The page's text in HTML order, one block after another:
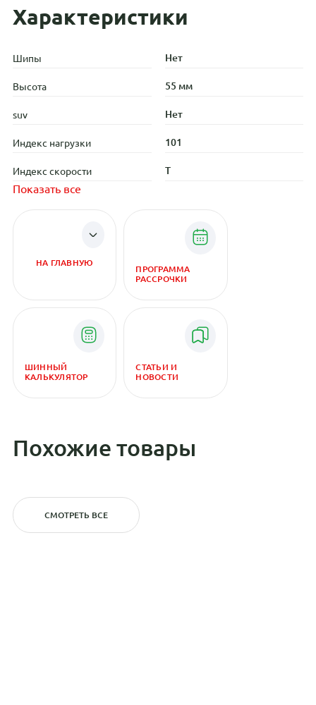
Характеристики
Шипы Нет
Высота 55 мм
suv Нет
Индекс нагрузки 101
Индекс скорости T
Показать все
НА ГЛАВНУЮ
ПРОГРАММА
РАССРОЧКИ
ШИННЫЙ
КАЛЬКУЛЯТОР
СТАТЬИ И
НОВОСТИ
Похожие товары
СМОТРЕТЬ ВСЕ